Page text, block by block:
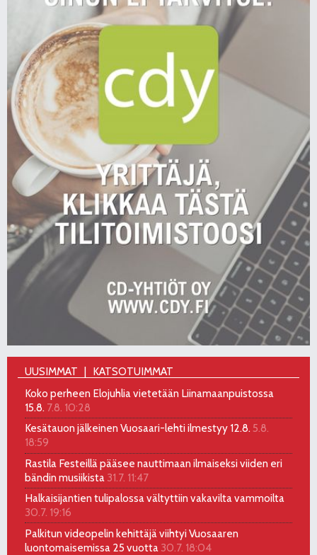
UUSIMMAT
KATSOTUIMMAT
Koko perheen Elojuhlia vietetään Liinamaanpuistossa
15.8. 7.8. 10:28
Kesätauon jälkeinen Vuosaari-lehti ilmestyy 12.8. 5.8.
18:59
Rastila Festeillä pääsee nauttimaan ilmaiseksi viiden eri
bändin musiikista 31.7. 11:47
Halkaisijantien tulipalossa vältyttiin vakavilta vammoilta
30.7. 19:16
Palkitun videopelin kehittäjä viihtyi Vuosaaren
luontomaisemissa 25 vuotta 30.7. 18:04